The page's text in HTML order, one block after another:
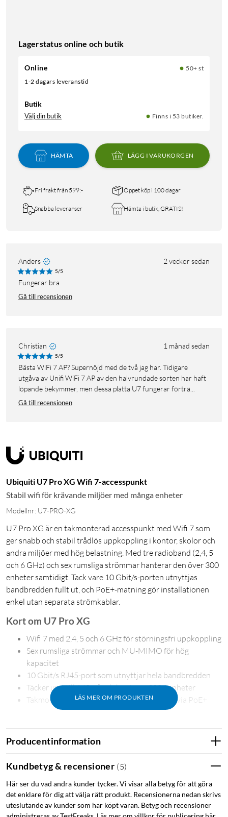
Lagerstatus online och butik
Online
50+ st
1-2 dagars leveranstid
Butik
Välj din butik Finns i 53 butiker.
HÄMTA LÄGG I VARUKORGEN
Fri frakt från 599:- Öppet köp i 100 dagar
Snabba leveranser Hämta i butik, GRATIS!
Anders 2 veckor sedan
5/5
Fungerar bra
Gå till recensionen
Christian 1 månad sedan
5/5
Bästa WiFi 7 AP? Supernöjd med de två jag har. Tidigare
utgåva av Unifi WiFi 7 AP av den halvrundade sorten har haft
löpande bekymmer, men dessa platta U7 fungerar förträ...
Gå till recensionen
Ubiquiti U7 Pro XG Wifi 7-accesspunkt
Stabil wifi för krävande miljöer med många enheter
Modellnr: U7-PRO-XG
U7 Pro XG är en takmonterad accesspunkt med Wifi 7 som
ger snabb och stabil trådlös uppkoppling i kontor, skolor och
andra miljöer med hög belastning. Med tre radioband (2,4, 5
och 6 GHz) och sex rumsliga strömmar hanterar den över 300
enheter samtidigt. Tack vare 10 Gbit/s-porten utnyttjas
bandbredden fullt ut, och PoE+-matning gör installationen
enkel utan separata strömkablar.
LÄS MER OM PRODUKTEN
Kort om U7 Pro XG
Wifi 7 med 2,4, 5 och 6 GHz för störningsfri uppkoppling
Sex rumsliga strömmar och MU-MIMO för hög
kapacitet
10 Gbit/s RJ45-port som utnyttjar hela bandbredden
Täcker upp till 140 m² och hanterar 300+ enheter
Takmontage med medföljande fäste – drivs via PoE+
Snabb och störningsfri uppkoppling
Med stöd för Wifi 7 och 6 GHz-bandet får du tillgång till breda
högre hastigheter och lägre latens, särskilt i miljöer där många
enheter är uppkopplade samtidigt. Maximal datahastighet når
5,8 Gbit/s på 6 GHz och 4,3 Gbit/s på 5 GHz.
Producentinformation
Kundbetyg & recensioner (5)
Här ser du vad andra kunder tycker. Vi visar alla betyg för att göra
det enklare för dig att välja rätt produkt. Recensionerna nedan skrivs
uteslutande av kunder som har köpt varan. Betyg och recensioner